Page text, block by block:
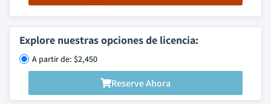
Explore nuestras opciones de licencia:
A partir de: $2,450
Reserve Ahora